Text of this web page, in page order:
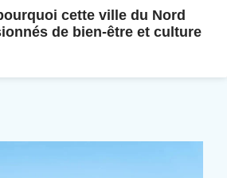
cette ville du Nord
de bien-être et culture